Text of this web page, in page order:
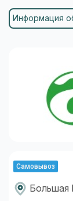
Информация
Самовывоз
Большая